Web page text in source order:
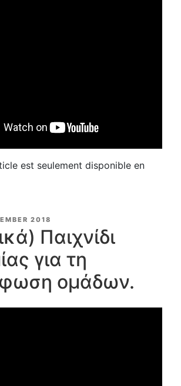
est seulement disponible en
2018
Παιχνίδι
για τη
ομάδων.